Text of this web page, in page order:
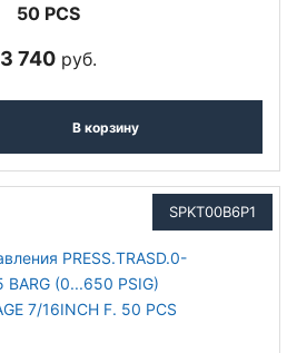
50 PCS
3 740руб.
В корзину
SPKT00B6P1